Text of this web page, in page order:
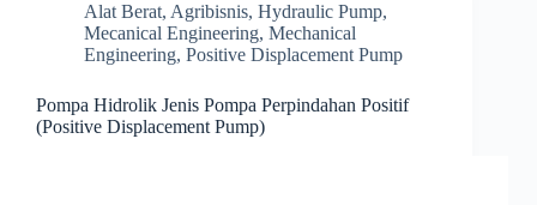
Alat Berat, Agribisnis, Hydraulic Pump,
Mecanical Engineering, Mechanical
Engineering, Positive Displacement Pump
Pompa Hidrolik Jenis Pompa Perpindahan Positif
(Positive Displacement Pump)